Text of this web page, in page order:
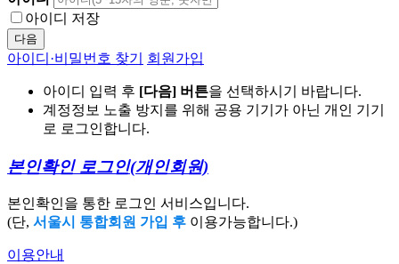
아이디 저장
다음
아이디·비밀번호 찾기 회원가입
아이디 입력 후 [다음] 버튼을 선택하시기 바랍니다.
계정정보 노출 방지를 위해 공용 기기가 아닌 개인 기기
로 로그인합니다.
본인확인 로그인(개인회원)
본인확인을 통한 로그인 서비스입니다.
(단, 서울시 통합회원 가입 후 이용가능합니다.)
이용안내